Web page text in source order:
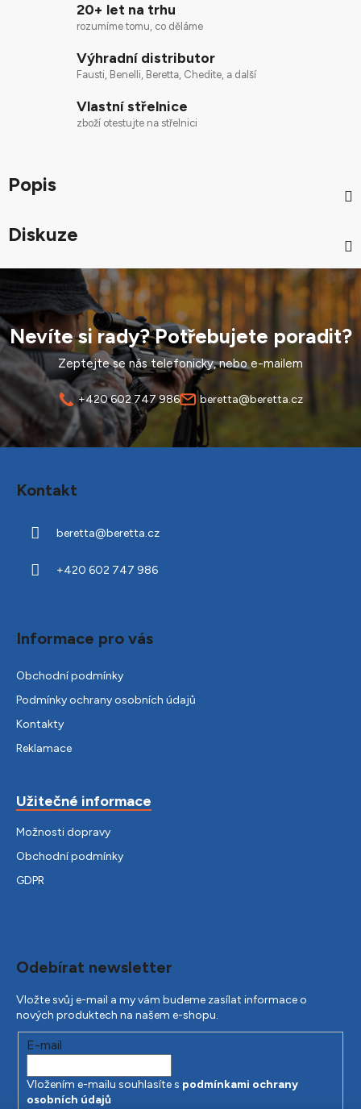
20+ let na trhu
rozumíme tomu, co děláme
Výhradní distributor
Fausti, Benelli, Beretta, Chedite, a další
Vlastní střelnice
zboží otestujte na střelnici
Popis
Diskuze
Nevíte si rady? Potřebujete poradit?
Zeptejte se nás telefonicky, nebo e-mailem
+420 602 747 986 beretta@beretta.cz
Kontakt
beretta@beretta.cz
+420 602 747 986
Informace pro vás
Obchodní podmínky
Podmínky ochrany osobních údajů
Kontakty
Reklamace
Užitečné informace
Možnosti dopravy
Obchodní podmínky
GDPR
Odebírat newsletter
Vložte svůj e-mail a my vám budeme zasílat informace o
nových produktech na našem e-shopu.
E-mail
Vložením e-mailu souhlasíte s podmínkami ochrany
osobních údajů